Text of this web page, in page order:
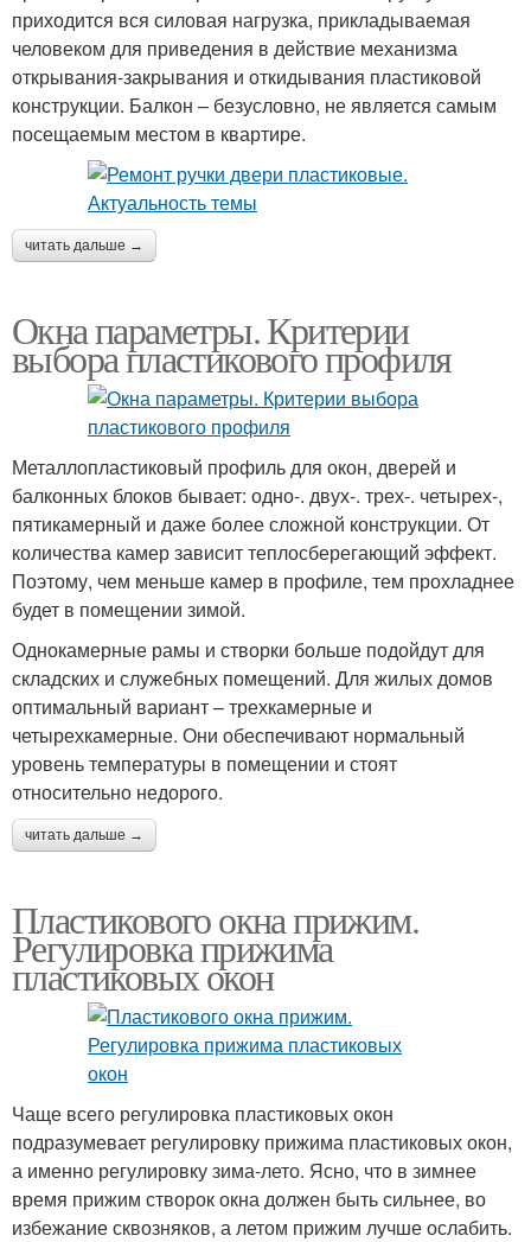
приходится вся силовая нагрузка, прикладываемая
человеком для приведения в действие механизма
открывания-закрывания и откидывания пластиковой
конструкции. Балкон – безусловно, не является самым
посещаемым местом в квартире.
читать дальше →
Окна параметры. Критерии
выбора пластикового профиля
Металлопластиковый профиль для окон, дверей и
балконных блоков бывает: одно-. двух-. трех-. четырех-,
пятикамерный и даже более сложной конструкции. От
количества камер зависит теплосберегающий эффект.
Поэтому, чем меньше камер в профиле, тем прохладнее
будет в помещении зимой.
Однокамерные рамы и створки больше подойдут для
складских и служебных помещений. Для жилых домов
оптимальный вариант – трехкамерные и
четырехкамерные. Они обеспечивают нормальный
уровень температуры в помещении и стоят
относительно недорого.
читать дальше →
Пластикового окна прижим.
Регулировка прижима
пластиковых окон
Чаще всего регулировка пластиковых окон
подразумевает регулировку прижима пластиковых окон,
а именно регулировку зима-лето. Ясно, что в зимнее
время прижим створок окна должен быть сильнее, во
избежание сквозняков, а летом прижим лучше ослабить.